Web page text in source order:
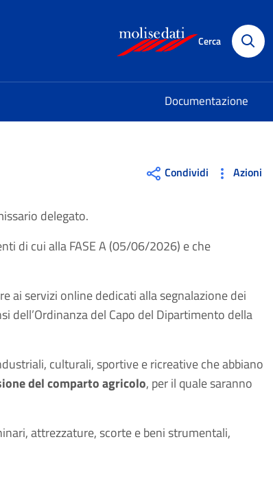
(si apre in una
Cerca
Documentazione
Condividi Azioni
delegato.
di cui alla FASE A (05/06/2026) e che
ai servizi online dedicati alla segnalazione dei
dell’Ordinanza del Capo del Dipartimento della
culturali, sportive e ricreative che abbiano
del comparto agricolo, per il quale saranno
attrezzature, scorte e beni strumentali,